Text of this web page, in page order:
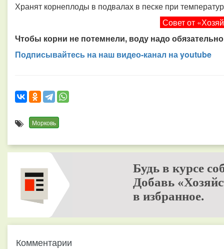
Хранят корнеплоды в подвалах в песке при
Совет от
Чтобы корни не потемнели, воду надо
Подписывайтесь на наш видео-канал на youtube
Морковь
Будь в курсе
Добавь
в избранное.
Комментарии